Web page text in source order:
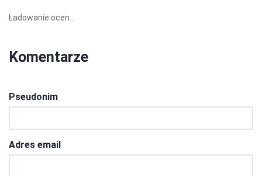
Ładowanie ocen...
Komentarze
Pseudonim
Adres email